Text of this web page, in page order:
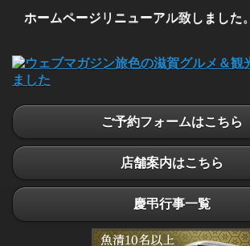
ホームページリニューアル致しました。
ご予約フォームはこちら
店舗案内はこちら
慶弔行事一覧